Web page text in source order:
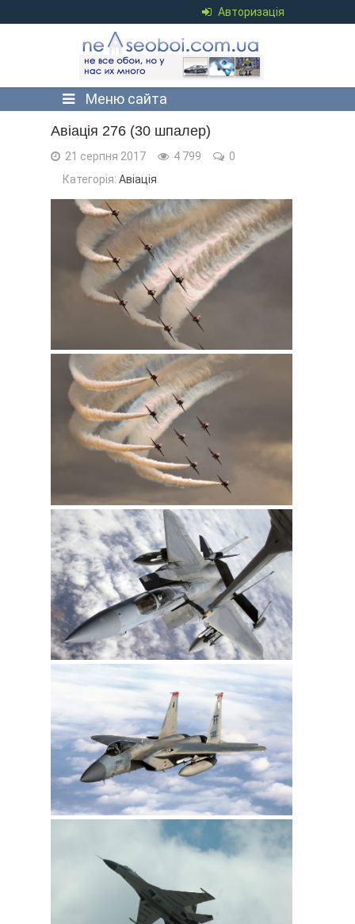
Авторизація
Меню сайта
Авіація 276 (30 шпалер)
21 серпня 2017 4 799
0
Категорія: Авіація